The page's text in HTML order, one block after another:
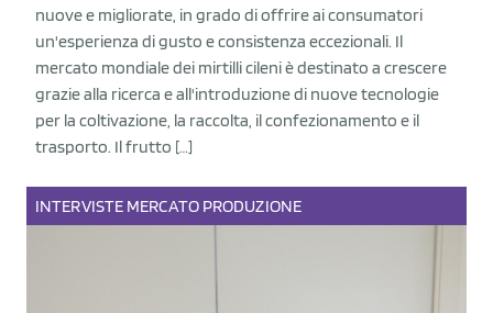
nuove e migliorate, in grado di offrire ai consumatori
un'esperienza di gusto e consistenza eccezionali. Il
mercato mondiale dei mirtilli cileni è destinato a crescere
grazie alla ricerca e all'introduzione di nuove tecnologie
per la coltivazione, la raccolta, il confezionamento e il
trasporto. Il frutto […]
INTERVISTE MERCATO PRODUZIONE